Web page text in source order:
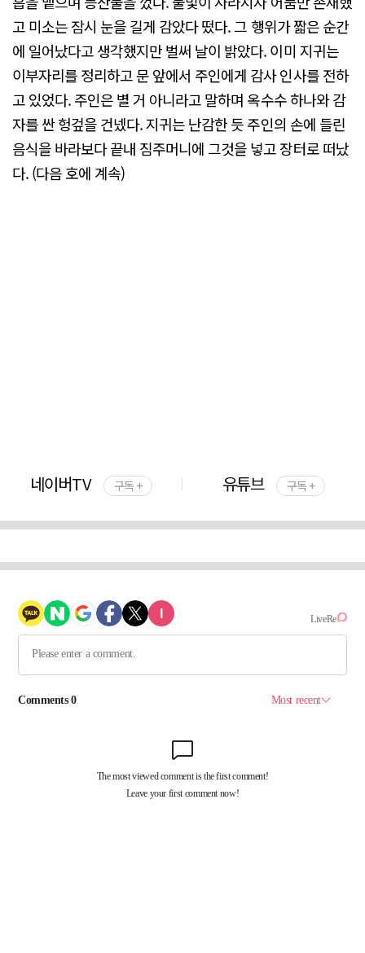
고 미소는 잠시 눈을 길게 감았다 떴다. 그 행위가 짧은 순간
에 일어났다고 생각했지만 벌써 날이 밝았다. 이미 지귀는
이부자리를 정리하고 문 앞에서 주인에게 감사 인사를 전하
고 있었다. 주인은 별 거 아니라고 말하며 옥수수 하나와 감
자를 싼 헝겊을 건넸다. 지귀는 난감한 듯 주인의 손에 들린
음식을 바라보다 끝내 짐주머니에 그것을 넣고 장터로 떠났
다. (다음 호에 계속)
네이버TV 구독 + 유튜브 구독 +